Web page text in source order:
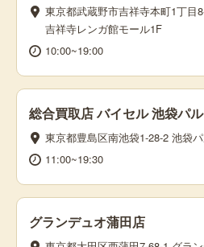
東京都武蔵野市吉祥寺本町1丁目
吉祥寺レンガ館モール1F
10:00~19:00
総合買取店 バイセル 池袋パ
東京都豊島区南池袋1-28-2 池袋
11:00~19:30
グランデュオ蒲田店